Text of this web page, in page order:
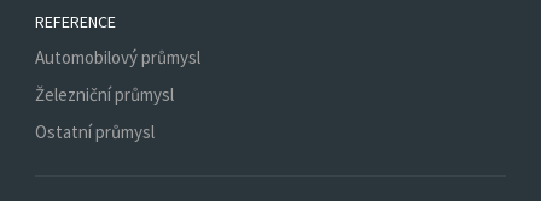
REFERENCE
Automobilový průmysl
Železniční průmysl
Ostatní průmysl